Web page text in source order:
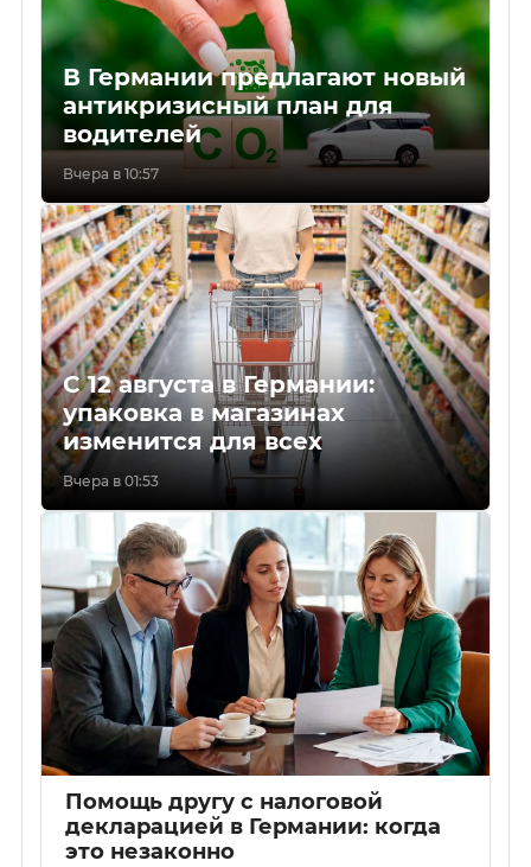
В Германии предлагают новый
антикризисный план для
водителей
Вчера в 10:57
С 12 августа в Германии:
упаковка в магазинах
изменится для всех
Вчера в 01:53
Помощь другу с налоговой
декларацией в Германии: когда
это незаконно